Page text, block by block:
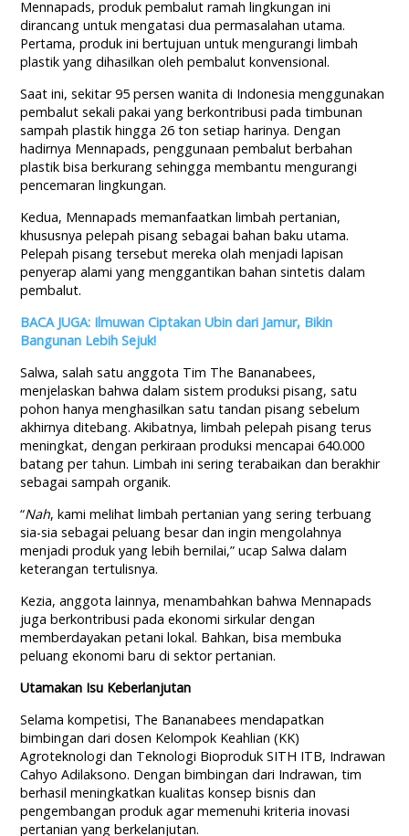
Mennapads, produk pembalut ramah lingkungan ini
dirancang untuk mengatasi dua permasalahan utama.
Pertama, produk ini bertujuan untuk mengurangi limbah
plastik yang dihasilkan oleh pembalut konvensional.
Saat ini, sekitar 95 persen wanita di Indonesia menggunakan
pembalut sekali pakai yang berkontribusi pada timbunan
sampah plastik hingga 26 ton setiap harinya. Dengan
hadirnya Mennapads, penggunaan pembalut berbahan
plastik bisa berkurang sehingga membantu mengurangi
pencemaran lingkungan.
Kedua, Mennapads memanfaatkan limbah pertanian,
khususnya pelepah pisang sebagai bahan baku utama.
Pelepah pisang tersebut mereka olah menjadi lapisan
penyerap alami yang menggantikan bahan sintetis dalam
pembalut.
BACA JUGA: Ilmuwan Ciptakan Ubin dari Jamur, Bikin
Bangunan Lebih Sejuk!
Salwa, salah satu anggota Tim The Bananabees,
menjelaskan bahwa dalam sistem produksi pisang, satu
pohon hanya menghasilkan satu tandan pisang sebelum
akhirnya ditebang. Akibatnya, limbah pelepah pisang terus
meningkat, dengan perkiraan produksi mencapai 640.000
batang per tahun. Limbah ini sering terabaikan dan berakhir
sebagai sampah organik.
“Nah, kami melihat limbah pertanian yang sering terbuang
sia-sia sebagai peluang besar dan ingin mengolahnya
menjadi produk yang lebih bernilai,” ucap Salwa dalam
keterangan tertulisnya.
Kezia, anggota lainnya, menambahkan bahwa Mennapads
juga berkontribusi pada ekonomi sirkular dengan
memberdayakan petani lokal. Bahkan, bisa membuka
peluang ekonomi baru di sektor pertanian.
Utamakan Isu Keberlanjutan
Selama kompetisi, The Bananabees mendapatkan
bimbingan dari dosen Kelompok Keahlian (KK)
Agroteknologi dan Teknologi Bioproduk SITH ITB, Indrawan
Cahyo Adilaksono. Dengan bimbingan dari Indrawan, tim
berhasil meningkatkan kualitas konsep bisnis dan
pengembangan produk agar memenuhi kriteria inovasi
pertanian yang berkelanjutan.